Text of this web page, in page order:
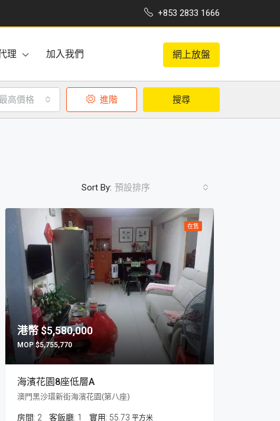
+853 2833 1666
理 加入我們 網上放盤
最高價格 進階 搜尋
Sort By: 預設排序
在售
$5,580,000
$5,755,770
海濱花園8座低層A
澳門黑沙環新街海濱花園(第八座)
房間: 2 客飯廳: 1 55.73 平方米